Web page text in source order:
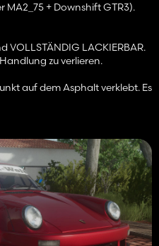
MA2_75 + Downshift GTR3).
VOLLSTÄNDIG LACKIERBAR.
zu verlieren.
auf dem Asphalt verklebt. Es
loslassen möchte,
ich es hier auf KingMods
zuerst in meinen sozialen
Tagen erscheint es! 🏎️💨